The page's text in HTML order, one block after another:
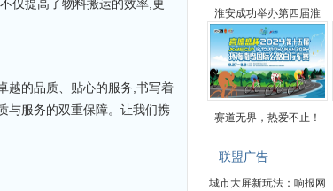
仅提高了物料搬运的效率,更
越的品质、贴心的服务,书写着
与服务的双重保障。让我们携
淮安成功举办第四届淮
赛道无界，热爱不止！
联盟广告
城市大屏新玩法：响报网